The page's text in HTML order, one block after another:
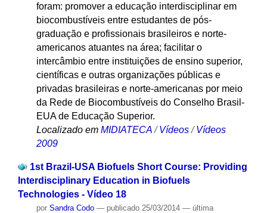
foram: promover a educação interdisciplinar em
biocombustíveis entre estudantes de pós-
graduação e profissionais brasileiros e norte-
americanos atuantes na área; facilitar o
intercâmbio entre instituições de ensino superior,
científicas e outras organizações públicas e
privadas brasileiras e norte-americanas por meio
da Rede de Biocombustíveis do Conselho Brasil-
EUA de Educação Superior.
Localizado em MIDIATECA /Vídeos /Vídeos
2009
1st Brazil-USA Biofuels Short Course: Providing
Interdisciplinary Education in Biofuels
Technologies - Vídeo 18
por Sandra Codo — publicado25/03/2014 — última